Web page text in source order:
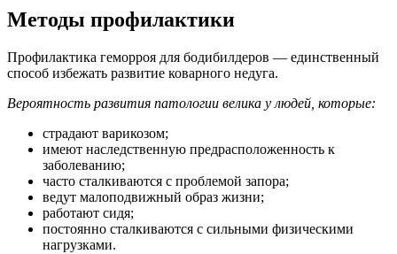
Методы профилактики
Профилактика геморроя для бодибилдеров — единственный
способ избежать развитие коварного недуга.
Вероятность развития патологии велика у людей, которые:
страдают варикозом;
имеют наследственную предрасположенность к
заболеванию;
часто сталкиваются с проблемой запора;
ведут малоподвижный образ жизни;
работают сидя;
постоянно сталкиваются с сильными физическими
нагрузками.